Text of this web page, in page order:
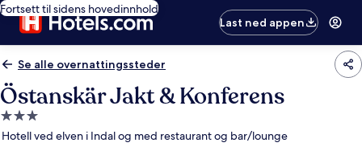
Fortsett til sidens hovedinnhold
Last ned appen
Se alle overnattingssteder
Östanskär Jakt & Konferens
Overnattingssted
med
Hotell ved elven i Indal og med restaurant og bar/lounge